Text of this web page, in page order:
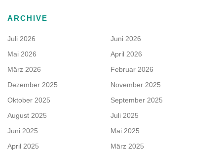
ARCHIVE
Juli 2026
Juni 2026
Mai 2026
April 2026
März 2026
Februar 2026
Dezember 2025
November 2025
Oktober 2025
September 2025
August 2025
Juli 2025
Juni 2025
Mai 2025
April 2025
März 2025